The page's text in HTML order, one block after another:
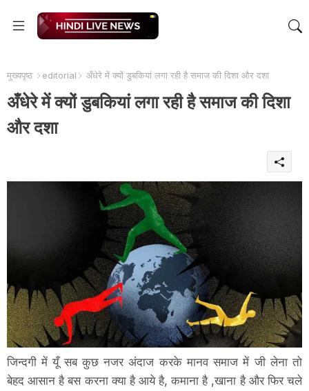
मुख्यपृष्ठ editorial अँधेरे में क्यों डुबकियां लगा रही है समाज की दिशा और दशा
अँधेरे में क्यों डुबकियां लगा रही है समाज की दिशा
और दशा
जिन्दगी में यूँ सब कुछ नजर अंदाज करके मानव समाज में जी लेना तो
बेहद आसान है बस करना क्या है आये है, कमाना है ,खाना है और फिर चले